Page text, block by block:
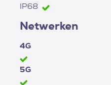
IP68
Netwerken
4G
5G